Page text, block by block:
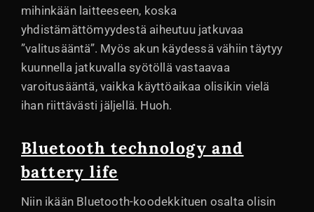
mihinkään laitteeseen, koska
yhdistämättömyydestä aiheutuu jatkuvaa
”valitusääntä”. Myös akun käydessä vähiin täytyy
kuunnella jatkuvalla syötöllä vastaavaa
varoitusääntä, vaikka käyttöaikaa olisikin vielä
ihan riittävästi jäljellä. Huoh.
Bluetooth technology and
battery life
Niin ikään Bluetooth-koodekkituen osalta olisin